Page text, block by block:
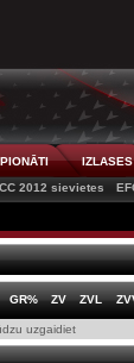
IZLASES
CC 2012 sievietes
GR% ZV ZVL
uzgaidiet